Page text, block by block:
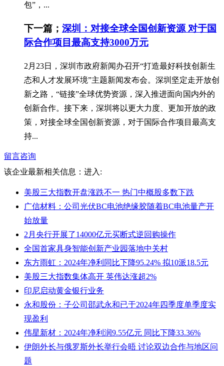
包”，...
下一篇； 深圳：对接全球全国创新资源 对于国
际合作项目最高支持3000万元
2月23日，深圳市政府新闻办召开“打造最好科技创新生
态和人才发展环境”主题新闻发布会。深圳坚定走开放创
新之路，“链接”全球优势资源，深入推进面向国内外的
创新合作。接下来，深圳将以更大力度、更加开放的政
策，对接全球全国创新资源，对于国际合作项目最高支
持...
留言咨询
该企业最新相关信息： 进入:
美股三大指数开盘涨跌不一 热门中概股多数下跌
广信材料：公司光伏BC电池绝缘胶随着BC电池量产开
始放量
2月央行开展了14000亿元买断式逆回购操作
全国首家具身智能创新产业园落地中关村
东方雨虹：2024年净利同比下降95.24% 拟10派18.5元
美股三大指数集体高开 英伟达涨超2%
印尼启动黄金银行业务
永和股份：子公司邵武永和已于2024年四季度单季度实
现盈利
伟星新材：2024年净利润9.55亿元 同比下降33.36%
伊朗外长与俄罗斯外长举行会晤 讨论双边合作与地区问
题